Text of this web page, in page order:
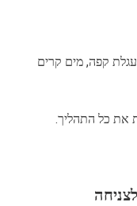
עגלת קפה, מים קרים
את כל התהליך.